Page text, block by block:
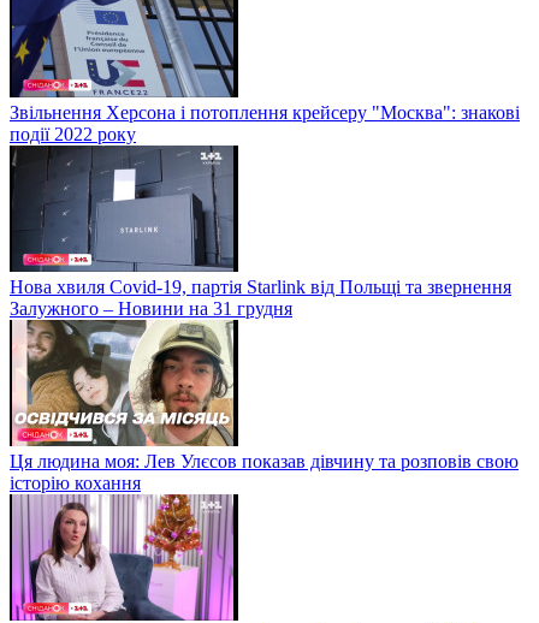
Звільнення Херсона і потоплення крейсеру "Москва": знакові
події 2022 року
Нова хвиля Covid-19, партія Starlink від Польщі та звернення
Залужного – Новини на 31 грудня
Ця людина моя: Лев Улєсов показав дівчину та розповів свою
історію кохання